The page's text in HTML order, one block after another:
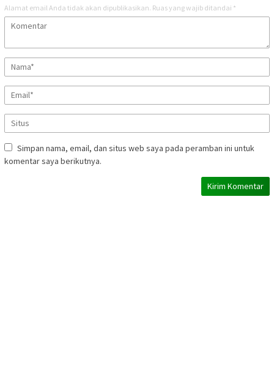
Alamat email Anda tidak akan dipublikasikan. Ruas yang wajib ditandai *
Simpan nama, email, dan situs web saya pada peramban ini untuk
komentar saya berikutnya.